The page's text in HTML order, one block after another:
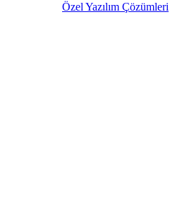
Özel Yazılım Çözümleri